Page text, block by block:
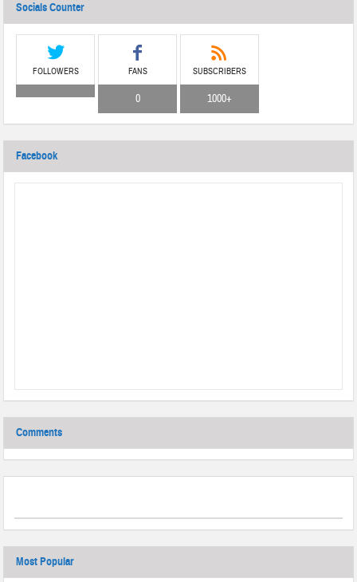
Socials Counter
FOLLOWERS FANS
0
SUBSCRIBERS
1000+
Facebook
Comments
Most Popular